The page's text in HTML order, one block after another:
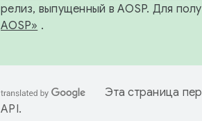
релиз, выпущенный в AOSP. Для
AOSP» .
Эта страница
API.